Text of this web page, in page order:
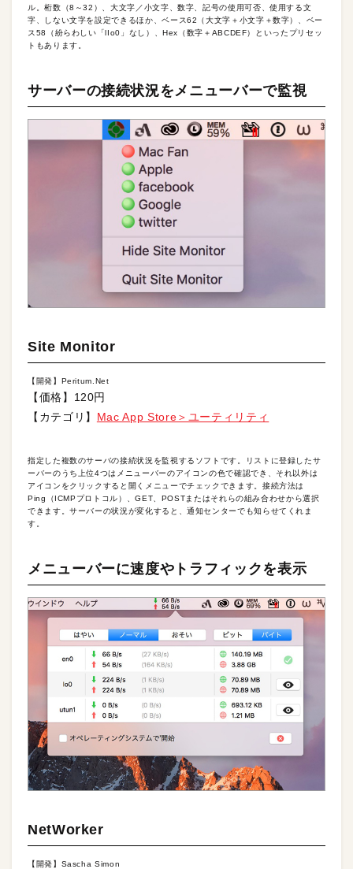
ル。桁数（8～32）、大文字／小文字、数字、記号の使用可否、使用する文
字、しない文字を設定できるほか、ベース62（大文字＋小文字＋数字）、ベー
ス58（紛らわしい「lIo0」なし）、Hex（数字＋ABCDEF）といったプリセッ
トもあります。
サーバーの接続状況をメニューバーで監視
Site Monitor
【開発】Peritum.Net
【価格】120円
【カテゴリ】 Mac App Store＞ユーティリティ
指定した複数のサーバの接続状況を監視するソフトです。リストに登録したサ
ーバーのうち上位4つはメニューバーのアイコンの色で確認でき、それ以外は
アイコンをクリックすると開くメニューでチェックできます。接続方法は
Ping（ICMPプロトコル）、GET、POSTまたはそれらの組み合わせから選択
できます。サーバーの状況が変化すると、通知センターでも知らせてくれま
す。
メニューバーに速度やトラフィックを表示
NetWorker
【開発】Sascha Simon